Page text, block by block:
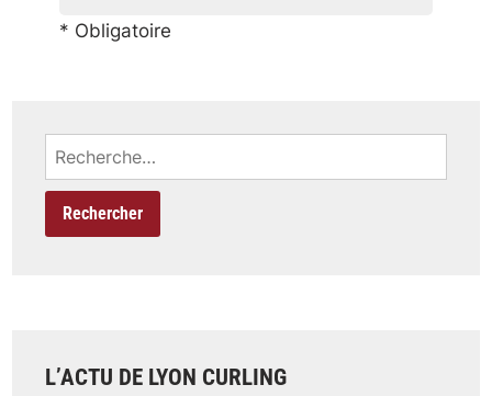
* Obligatoire
Rechercher :
L’ACTU DE LYON CURLING